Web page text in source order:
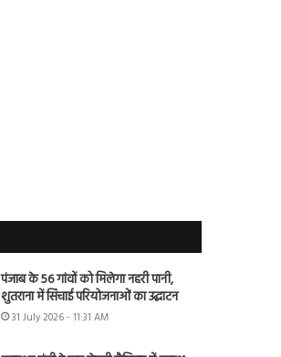
पंजाब के 56 गांवों को मिलेगा नहरी पानी,
शुतराना में सिंचाई परियोजनाओं का उद्घाटन
31 July 2026 - 11:31 AM